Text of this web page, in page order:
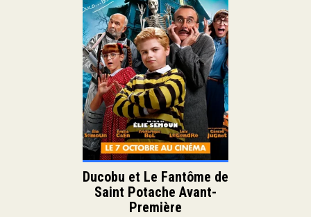
Ducobu et Le Fantôme de
Saint Potache Avant-
Première
Sortie:
Genre:
Comédie
Famille
Duration:
Langue: